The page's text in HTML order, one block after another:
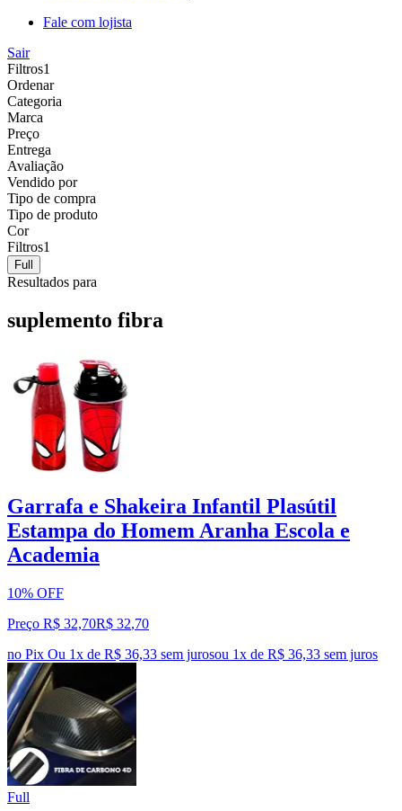
Fale com lojista
Sair
Filtros1
Ordenar
Categoria
Marca
Preço
Entrega
Avaliação
Vendido por
Tipo de compra
Tipo de produto
Cor
Filtros1
Full
Resultados para
suplemento fibra
Garrafa e Shakeira Infantil Plasútil
Estampa do Homem Aranha Escola e
Academia
10% OFF
Preço R$ 32,70R$ 32,70
no Pix Ou 1x de R$ 36,33 sem jurosou 1x de R$ 36,33 sem juros
Full